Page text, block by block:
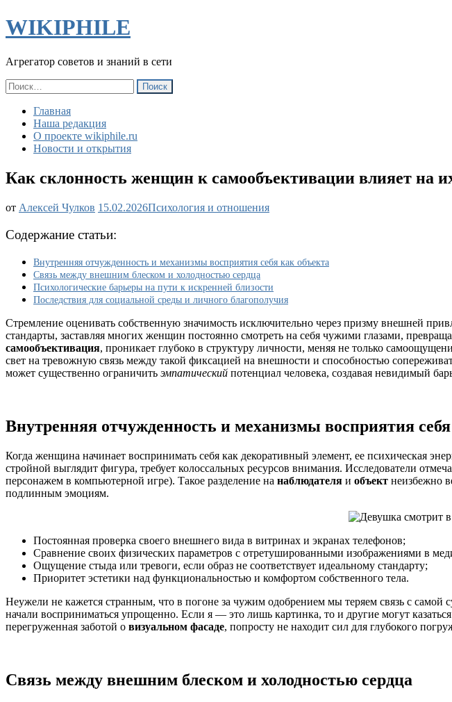
WIKIPHILE
Агрегатор советов и знаний в сети
Найти:
Главная
Наша редакция
О проекте wikiphile.ru
Новости и открытия
Как склонность женщин к самообъективации влияет на
от Алексей Чулков 15.02.2026Как
влияет
на
их
уровень
эмпатии?
Психология и отношения
Содержание статьи:
Внутренняя отчужденность и механизмы восприятия себя как объекта
Связь между внешним блеском и холодностью сердца
Психологические барьеры на пути к искренней близости
Последствия для социальной среды и личного благополучия
Стремление оценивать собственную значимость исключительно через призму внешней
стандарты, заставляя многих женщин постоянно смотреть на себя чужими глазами,
самообъективация, проникает глубоко в структуру личности, меняя не только
свет на тревожную связь между такой фиксацией на внешности и способностью
может существенно ограничить эмпатический потенциал человека, создавая невидимый
Внутренняя отчужденность и механизмы восприятия
Когда женщина начинает воспринимать себя как декоративный элемент, ее психическая
стройной выглядит фигура, требует колоссальных ресурсов внимания. Исследователи
персонажем в компьютерной игре). Такое разделение на наблюдателя и объект неизбежно
подлинным эмоциям.
Постоянная проверка своего внешнего вида в витринах и экранах телефонов;
Сравнение своих физических параметров с отретушированными изображениями в
Ощущение стыда или тревоги, если образ не соответствует идеальному стандарту;
Приоритет эстетики над функциональностью и комфортом собственного тела.
Неужели не кажется странным, что в погоне за чужим одобрением мы теряем связь с
начали восприниматься упрощенно. Если я — это лишь картинка, то и другие могут
перегруженная заботой о визуальном фасаде, попросту не находит сил для глубокого
Связь между внешним блеском и холодностью сердца